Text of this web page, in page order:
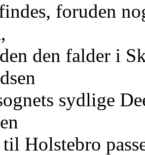
foruden
den falder i
sydlige
Holstebro